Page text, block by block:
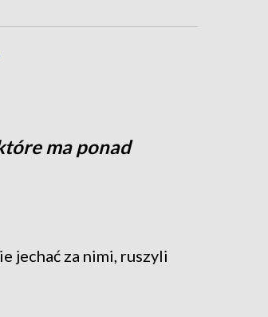
ma ponad
jechać za nimi, ruszyli